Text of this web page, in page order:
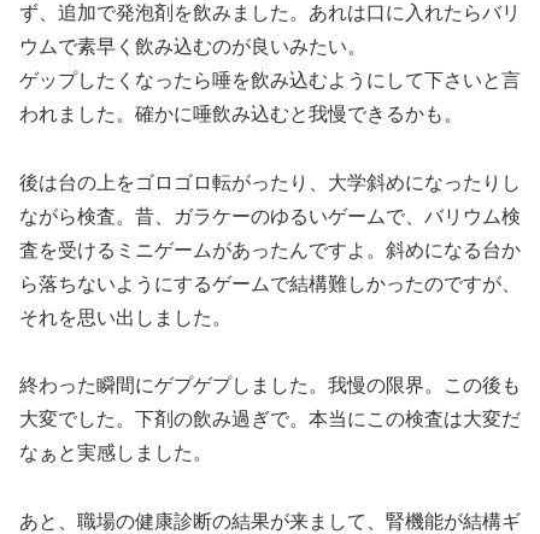
ず、追加で発泡剤を飲みました。あれは口に入れたらバリ
ウムで素早く飲み込むのが良いみたい。
ゲップしたくなったら唾を飲み込むようにして下さいと言
われました。確かに唾飲み込むと我慢できるかも。
後は台の上をゴロゴロ転がったり、大学斜めになったりし
ながら検査。昔、ガラケーのゆるいゲームで、バリウム検
査を受けるミニゲームがあったんですよ。斜めになる台か
ら落ちないようにするゲームで結構難しかったのですが、
それを思い出しました。
終わった瞬間にゲプゲプしました。我慢の限界。この後も
大変でした。下剤の飲み過ぎで。本当にこの検査は大変だ
なぁと実感しました。
あと、職場の健康診断の結果が来まして、腎機能が結構ギ